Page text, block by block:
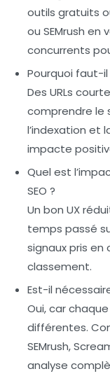
outils gratuits
ou SEMrush en
concurrents
Pourquoi faut-il
Des URLs
comprendre le
l’indexation et
impacte
Quel est
SEO ?
Un bon UX
temps passé
signaux pris
classement.
Est-il
Oui, car
différentes.
SEMrush,
analyse